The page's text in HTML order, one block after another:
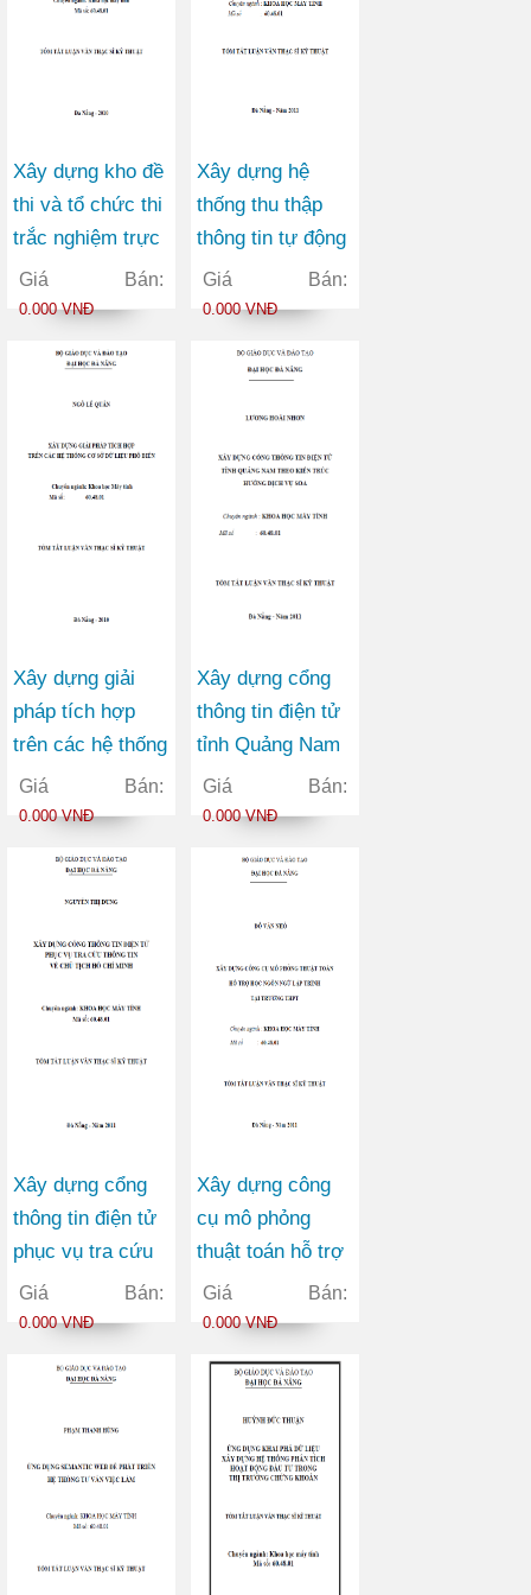
Xây dựng kho đề
thi và tổ chức thi
trắc nghiệm trực
tuyến
Giá Bán:
0.000 VNĐ
Xây dựng hệ
thống thu thập
thông tin tự động
phục vụ cập nhật
nội dung cho
Giá Bán:
0.000 VNĐ
Xây dựng giải
pháp tích hợp
trên các hệ thống
cơ sở dữ liệu
phổ biến
Giá Bán:
0.000 VNĐ
Xây dựng cổng
thông tin điện tử
tỉnh Quảng Nam
theo kiến trúc
hướng dịch vụ
Giá Bán:
0.000 VNĐ
Xây dựng cổng
thông tin điện tử
phục vụ tra cứu
thông tin về chủ
tịch Hồ Chí Minh
Giá Bán:
0.000 VNĐ
Xây dựng công
cụ mô phỏng
thuật toán hỗ trợ
học ngôn ngữ lập
trình tại trường
Giá Bán:
0.000 VNĐ